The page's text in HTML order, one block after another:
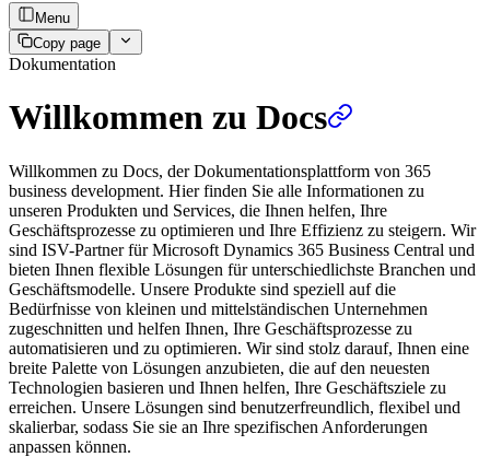
Menu
Copy page
Dokumentation
Willkommen zu Docs
Willkommen zu Docs, der Dokumentationsplattform von 365
business development. Hier finden Sie alle Informationen zu
unseren Produkten und Services, die Ihnen helfen, Ihre
Geschäftsprozesse zu optimieren und Ihre Effizienz zu steigern. Wir
sind ISV-Partner für Microsoft Dynamics 365 Business Central und
bieten Ihnen flexible Lösungen für unterschiedlichste Branchen und
Geschäftsmodelle. Unsere Produkte sind speziell auf die
Bedürfnisse von kleinen und mittelständischen Unternehmen
zugeschnitten und helfen Ihnen, Ihre Geschäftsprozesse zu
automatisieren und zu optimieren. Wir sind stolz darauf, Ihnen eine
breite Palette von Lösungen anzubieten, die auf den neuesten
Technologien basieren und Ihnen helfen, Ihre Geschäftsziele zu
erreichen. Unsere Lösungen sind benutzerfreundlich, flexibel und
skalierbar, sodass Sie sie an Ihre spezifischen Anforderungen
anpassen können.